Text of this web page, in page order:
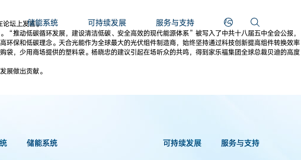
储能系统 可持续发展 服务与支持
论坛上发言。
推动低碳循环发展，建设清洁低碳、安全高效的现代能源体系”被写入了中共十八届五中全会公报，
保和低碳理念。天合光能作为全球最大的光伏组件制造商，始终坚持通过科技创新提高组件转换效率
，少用商场提供的塑料袋。杨晓忠的建议引起在场听众的共鸣，得到家乐福集团全球总裁贝迪的高度
展做出贡献。
储能系统 可持续发展 服务与支持